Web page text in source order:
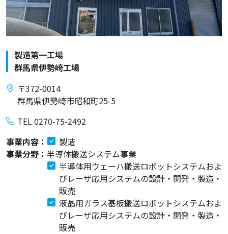
製造第一工場
群馬県伊勢崎工場
〒372-0014
群馬県伊勢崎市昭和町25-5
TEL 0270-75-2492
事業内容：
製造
事業分野： 半導体搬送システム事業
半導体用ウェーハ搬送ロボットシステムおよ
びレーザ応用システムの設計・開発・製造・
販売
液晶用ガラス基板搬送ロボットシステムおよ
びレーザ応用システムの設計・開発・製造・
販売